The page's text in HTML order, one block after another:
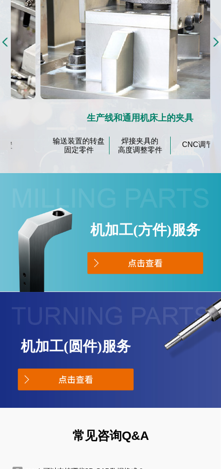
生产线和通用机床上的夹具
输送装置的转盘
焊接夹具的
高度调整零件
CNC 调节板
机加工(方件)服务
机加工(圆件)服务
常见咨询Q&A